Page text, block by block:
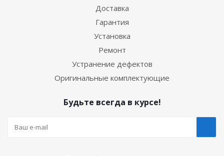
Доставка
Гарантия
Установка
Ремонт
Устранение дефектов
Оригинальные комплектующие
Будьте всегда в курсе!